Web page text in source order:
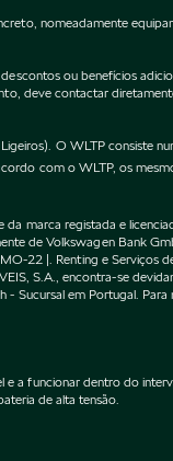
nomeadamente
ou benefícios
deve contactar
O WLTP consiste
com o WLTP, os
marca registada e
de Volkswagen Bank
22 |. Renting e Serviços
S.A., encontra-se
Sucursal em Portugal. Para
e a funcionar dentro do
de alta tensão.